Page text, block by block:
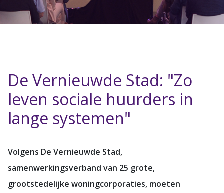
De Vernieuwde Stad: "Zo
leven sociale huurders in
lange systemen"
Volgens De Vernieuwde Stad,
samenwerkingsverband van 25 grote,
grootstedelijke woningcorporaties, moeten